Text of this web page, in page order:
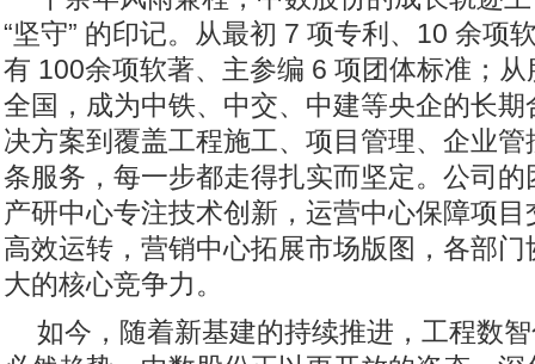
“坚守” 的印记。从最初 7 项专利、10 余项
有 100余项软著、主参编 6 项团体标准；
全国，成为中铁、中交、中建等央企的长
决方案到覆盖工程施工、项目管理、企业
条服务，每一步都走得扎实而坚定。公司
产研中心专注技术创新，运营中心保障项
高效运转，营销中心拓展市场版图，各部
大的核心竞争力。
如今，随着新基建的持续推进，工程数